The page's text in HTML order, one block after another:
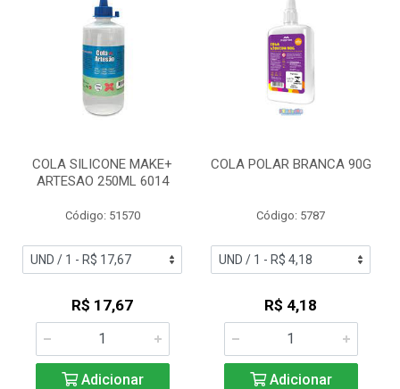
COLA SILICONE MAKE+
ARTESAO 250ML 6014
Código: 51570
R$ 17,67
Adicionar
COLA POLAR BRANCA 90G
Código: 5787
R$ 4,18
Adicionar